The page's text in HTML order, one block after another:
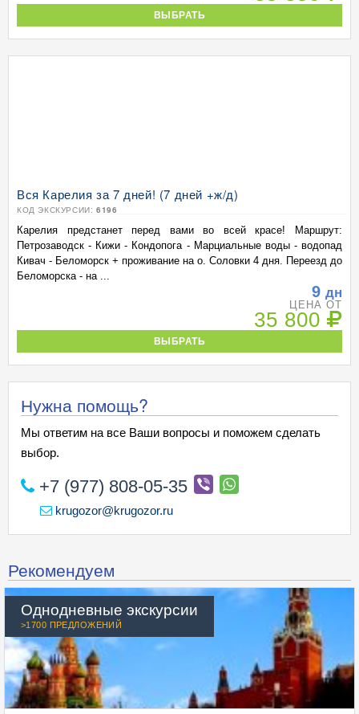
ВЫБРАТЬ
Вся Карелия за 7 дней! (7 дней +ж/д)
КОД ЭКСКУРСИИ: 6196
Карелия предстанет перед вами во всей красе! Маршрут:
Петрозаводск - Кижи - Кондопога - Марциальные воды - водопад
Кивач - Беломорск + проживание на о. Соловки 4 дня. Переезд до
Беломорска - на ...
9 дн
ЦЕНА ОТ
35 800
ВЫБРАТЬ
Нужна помощь?
Мы ответим на все Ваши вопросы и поможем сделать
выбор.
+7 (977) 808-05-35
krugozor@krugozor.ru
Рекомендуем
Однодневные экскурсии
>1700 ПРЕДЛОЖЕНИЙ